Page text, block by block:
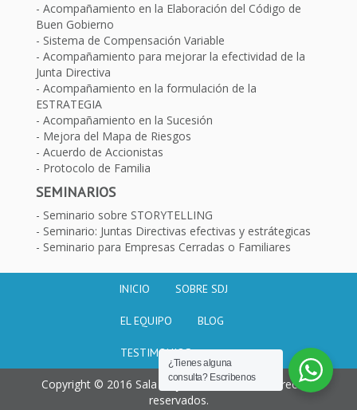
Acompañamiento en la Elaboración del Código de
Buen Gobierno
Sistema de Compensación Variable
Acompañamiento para mejorar la efectividad de la
Junta Directiva
Acompañamiento en la formulación de la
ESTRATEGIA
Acompañamiento en la Sucesión
Mejora del Mapa de Riesgos
Acuerdo de Accionistas
Protocolo de Familia
SEMINARIOS
Seminario sobre STORYTELLING
Seminario: Juntas Directivas efectivas y estrátegicas
Seminario para Empresas Cerradas o Familiares
INICIO SOBRE SDJ
EL EQUIPO BLOG
TESTIMONIOS
Copyright © 2016 Sala de juntas. Todos los derechos
reservados.
¿Tienes alguna
consulta? Escribenos